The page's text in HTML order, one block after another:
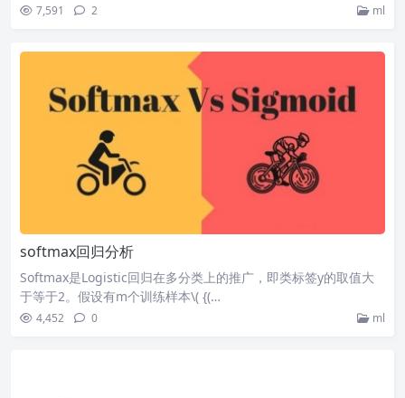
7,591 2 ml
softmax回归分析
Softmax是Logistic回归在多分类上的推广，即类标签y的取值大
于等于2。假设有m个训练样本\( {(…
4,452 0 ml